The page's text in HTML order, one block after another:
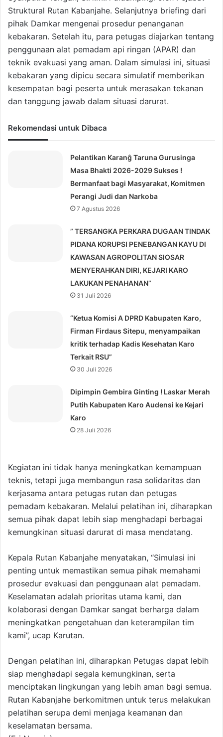
Struktural Rutan Kabanjahe. Selanjutnya briefing dari
pihak Damkar mengenai prosedur penanganan
kebakaran. Setelah itu, para petugas diajarkan tentang
penggunaan alat pemadam api ringan (APAR) dan
teknik evakuasi yang aman. Dalam simulasi ini, situasi
kebakaran yang dipicu secara simulatif memberikan
kesempatan bagi peserta untuk merasakan tekanan
dan tanggung jawab dalam situasi darurat.
Rekomendasi untuk Dibaca
Pelantikan Karanĝ Taruna Gurusinga
Masa Bhakti 2026-2029 Sukses !
Bermanfaat bagi Masyarakat, Komitmen
Perangi Judi dan Narkoba
7 Agustus 2026
” TERSANGKA PERKARA DUGAAN TINDAK
PIDANA KORUPSI PENEBANGAN KAYU DI
KAWASAN AGROPOLITAN SIOSAR
MENYERAHKAN DIRI, KEJARI KARO
LAKUKAN PENAHANAN”
31 Juli 2026
“Ketua Komisi A DPRD Kabupaten Karo,
Firman Firdaus Sitepu, menyampaikan
kritik terhadap Kadis Kesehatan Karo
Terkait RSU”
30 Juli 2026
Dipimpin Gembira Ginting ! Laskar Merah
Putih Kabupaten Karo Audensi ke Kejari
Karo
28 Juli 2026
Kegiatan ini tidak hanya meningkatkan kemampuan
teknis, tetapi juga membangun rasa solidaritas dan
kerjasama antara petugas rutan dan petugas
pemadam kebakaran. Melalui pelatihan ini, diharapkan
semua pihak dapat lebih siap menghadapi berbagai
kemungkinan situasi darurat di masa mendatang.
Kepala Rutan Kabanjahe menyatakan, “Simulasi ini
penting untuk memastikan semua pihak memahami
prosedur evakuasi dan penggunaan alat pemadam.
Keselamatan adalah prioritas utama kami, dan
kolaborasi dengan Damkar sangat berharga dalam
meningkatkan pengetahuan dan keterampilan tim
kami”, ucap Karutan.
Dengan pelatihan ini, diharapkan Petugas dapat lebih
siap menghadapi segala kemungkinan, serta
menciptakan lingkungan yang lebih aman bagi semua.
Rutan Kabanjahe berkomitmen untuk terus melakukan
pelatihan serupa demi menjaga keamanan dan
keselamatan bersama.